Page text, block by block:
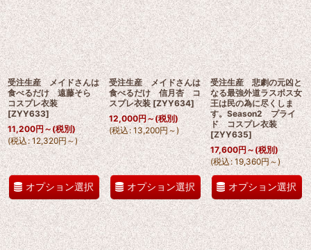
受注生産 メイドさんは
食べるだけ 遠藤そら
コスプレ衣装
[ZYY633]
11,200円～(税別)
(税込: 12,320円～)
オプション選択
受注生産 メイドさんは
食べるだけ 信月杏 コ
スプレ衣装 [ZYY634]
12,000円～(税別)
(税込: 13,200円～)
オプション選択
受注生産 悲劇の元凶と
なる最強外道ラスボス女
王は民の為に尽くしま
す。Season2 プライ
ド コスプレ衣装
[ZYY635]
17,600円～(税別)
(税込: 19,360円～)
オプション選択